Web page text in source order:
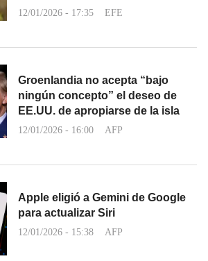
12/01/2026 - 17:35 EFE
Groenlandia no acepta “bajo
ningún concepto” el deseo de
EE.UU. de apropiarse de la isla
12/01/2026 - 16:00 AFP
Apple eligió a Gemini de Google
para actualizar Siri
12/01/2026 - 15:38 AFP